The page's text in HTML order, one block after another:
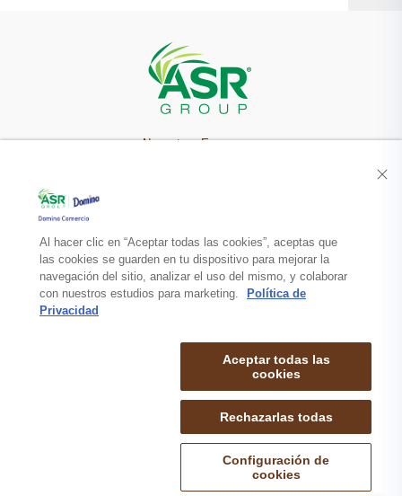
Nuestra Empresa
Productos
Contacto
© 2026 DOMINO COMERCIO S.A. de C.V. TODOS LOS DERECHOS
RESERVADOS.
Al hacer clic en “Aceptar todas las cookies”, aceptas que
las cookies se guarden en tu dispositivo para mejorar la
navegación del sitio, analizar el uso del mismo, y colaborar
con nuestros estudios para marketing.
Política de
Privacidad
Aceptar todas las
cookies
Rechazarlas todas
Configuración de
cookies